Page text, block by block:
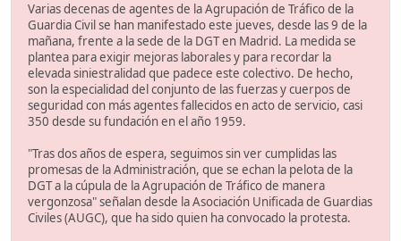
Varias decenas de agentes de la Agrupación de Tráfico de la
Guardia Civil se han manifestado este jueves, desde las 9 de la
mañana, frente a la sede de la DGT en Madrid. La medida se
plantea para exigir mejoras laborales y para recordar la
elevada siniestralidad que padece este colectivo. De hecho,
son la especialidad del conjunto de las fuerzas y cuerpos de
seguridad con más agentes fallecidos en acto de servicio, casi
350 desde su fundación en el año 1959.
"Tras dos años de espera, seguimos sin ver cumplidas las
promesas de la Administración, que se echan la pelota de la
DGT a la cúpula de la Agrupación de Tráfico de manera
vergonzosa" señalan desde la Asociación Unificada de Guardias
Civiles (AUGC), que ha sido quien ha convocado la protesta.